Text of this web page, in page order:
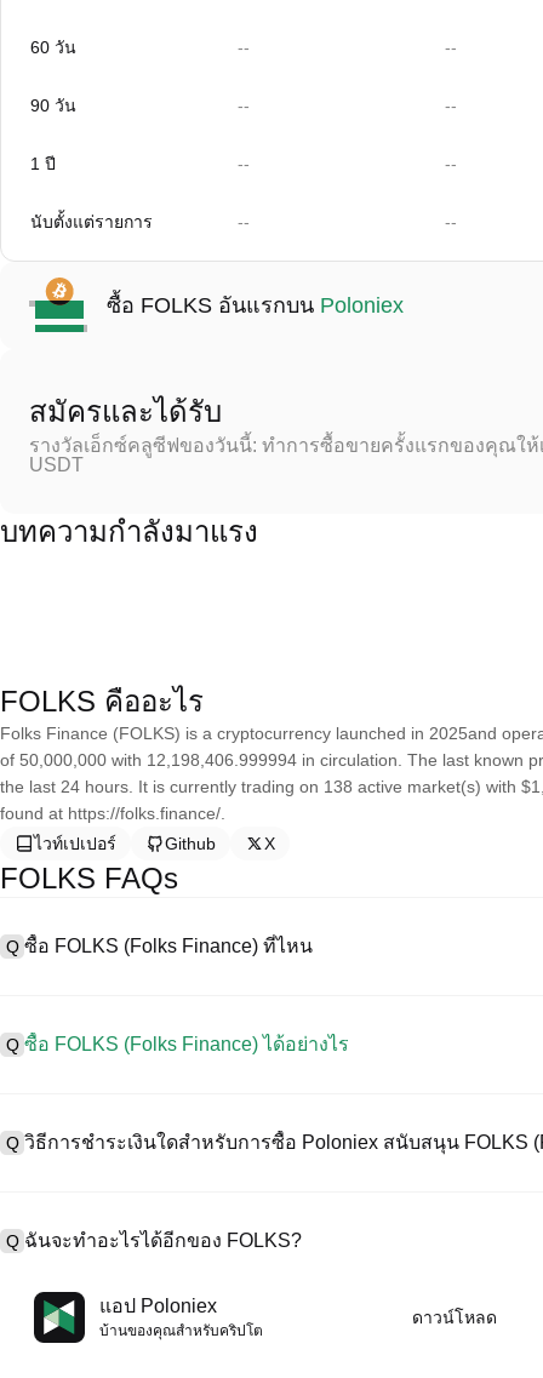
60 วัน -- --
90 วัน -- --
1 ปี -- --
นับตั้งแต่รายการ -- --
ซื้อ FOLKS อันแรกบน Poloniex
สมัครและได้รับ
รางวัลเอ็กซ์คลูซีฟของวันนี้: ทำการซื้อขายครั้งแรกของคุณใ
USDT
บทความกำลังมาแรง
FOLKS คืออะไร
Folks Finance (FOLKS) is a cryptocurrency launched in 2025and
of 50,000,000 with 12,198,406.999994 in circulation. The last known
the last 24 hours. It is currently trading on 138 active market(s) with
found at https://folks.finance/.
ไวท์เปเปอร์
Github X
FOLKS FAQs
Q ซื้อ FOLKS (Folks Finance) ที่ไหน
อร์เฟซที่ใช้งานง่าย สภาพคล่องสูง และเครื่องมือการซื้อขายที่หลากห
การซื้อขายคริปโทเคอร์เรนซีที่หลากหลาย รวมทั้ง FOLKS, และให้ค่า
1. สร้างบัญชีและตรวจสอบ KYC ให้สมบูรณ์
2. ทุนในบัญชีของคุณด้วยเคอร์เรนซีเฟียตและคริปโทเคอร์เรนซี
Q ซื้อ FOLKS (Folks Finance) ได้อย่างไร
น์และทรัพย์สินดิจิทัลคุณภาพสูงมากมาย
Q วิธีการชำระเงินใดสำหรับการซื้อ Poloniex สนับสนุน FOLKS
1) บัตรเครดิต/เดบิต (เช่น Visa และ Mastercard) เพื่อซื้อเหรียญเสถียร
4) การซื้อขายแบบ OTC สำหรับการซื้อขายแต่ละบล็อกที่มากกว่า
Q ฉันจะทำอะไรได้อีกของ FOLKS?
คุณสามารถซื้อขายล่วงหน้ากับ USDT หรือ USDC
เพิ่มมูลค่าคริปโตของคุณด้วยผลตอบแทนแบบพาสซีฟ
แอป Poloniex
บ้านของคุณสําหรับคริปโต
ดาวน์โหลด